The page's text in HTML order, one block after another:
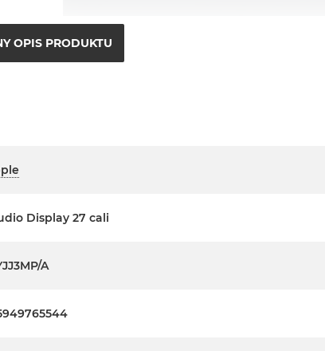
OPIS PRODUKTU
Display 27 cali
A